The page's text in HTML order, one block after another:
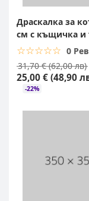
Драскалка за
см с къщичка и
☆☆☆☆☆
★★★★★ 0
31,70 € (62,00 лв)
25,00 € (48,90
-22%